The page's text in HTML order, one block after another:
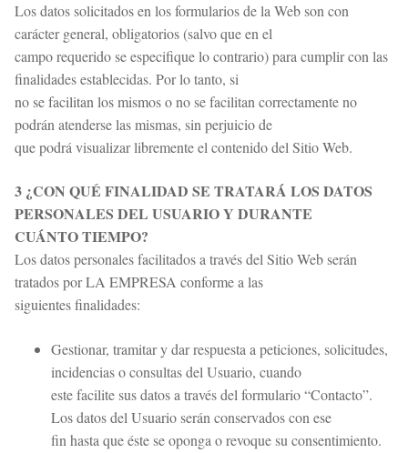
Los datos solicitados en los formularios de la Web son con
carácter general, obligatorios (salvo que en el
campo requerido se especifique lo contrario) para cumplir con las
finalidades establecidas. Por lo tanto, si
no se facilitan los mismos o no se facilitan correctamente no
podrán atenderse las mismas, sin perjuicio de
que podrá visualizar libremente el contenido del Sitio Web.
3 ¿CON QUÉ FINALIDAD SE TRATARÁ LOS DATOS
PERSONALES DEL USUARIO Y DURANTE
CUÁNTO TIEMPO?
Los datos personales facilitados a través del Sitio Web serán
tratados por LA EMPRESA conforme a las
siguientes finalidades:
Gestionar, tramitar y dar respuesta a peticiones, solicitudes,
incidencias o consultas del Usuario, cuando
este facilite sus datos a través del formulario “Contacto”.
Los datos del Usuario serán conservados con ese
fin hasta que éste se oponga o revoque su consentimiento.